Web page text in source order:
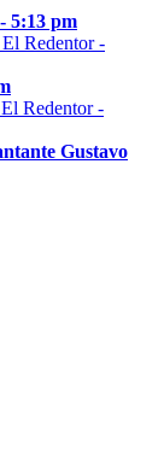
5:13 pm
Gustavo